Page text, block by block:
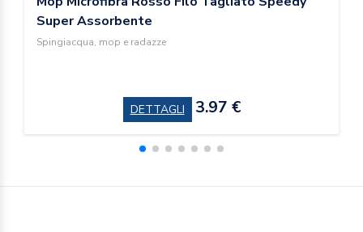
Super Assorbente
Spingiacqua, mop e radazze
DETTAGLI 3.97 €